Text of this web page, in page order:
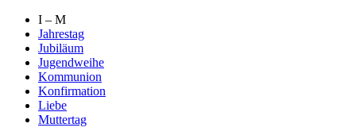
I – M
Jahrestag
Jubiläum
Jugendweihe
Kommunion
Konfirmation
Liebe
Muttertag